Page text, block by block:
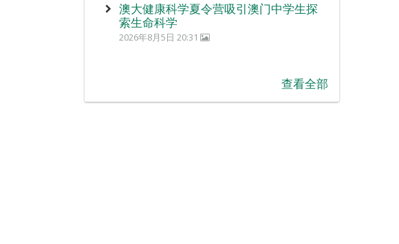
澳大健康科学夏令营吸引澳门中学生探
索生命科学
2026年8月5日 20:31
查看全部